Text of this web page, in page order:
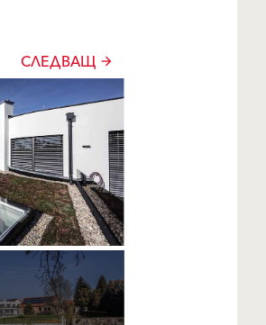
СЛЕДВАЩ arrow_forward